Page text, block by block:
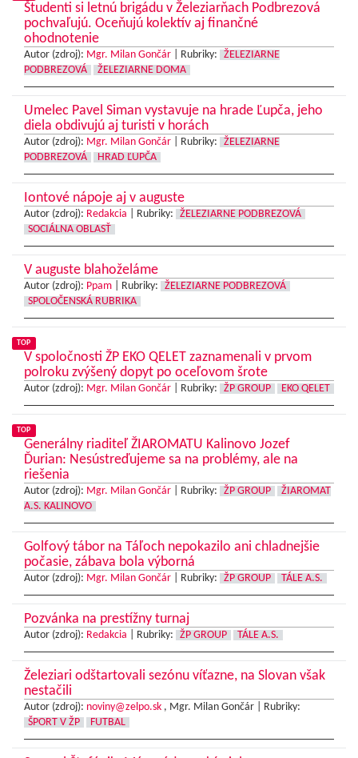
Študenti si letnú brigádu v Železiarňach Podbrezová
pochvaľujú. Oceňujú kolektív aj finančné
ohodnotenie
Autor (zdroj): Mgr. Milan Gončár Rubriky:
ŽELEZIARNE
PODBREZOVÁ
ŽELEZIARNE DOMA
Umelec Pavel Siman vystavuje na hrade Ľupča, jeho
diela obdivujú aj turisti v horách
Autor (zdroj): Mgr. Milan Gončár Rubriky:
ŽELEZIARNE
PODBREZOVÁ
HRAD ĽUPČA
Iontové nápoje aj v auguste
Autor (zdroj): Redakcia Rubriky:
ŽELEZIARNE PODBREZOVÁ
SOCIÁLNA OBLASŤ
V auguste blahoželáme
Autor (zdroj): Ppam Rubriky:
ŽELEZIARNE PODBREZOVÁ
SPOLOČENSKÁ RUBRIKA
TOP
V spoločnosti ŽP EKO QELET zaznamenali v prvom
polroku zvýšený dopyt po oceľovom šrote
Autor (zdroj): Mgr. Milan Gončár Rubriky: ŽP GROUP EKO QELET
TOP
Generálny riaditeľ ŽIAROMATU Kalinovo Jozef
Ďurian: Nesústreďujeme sa na problémy, ale na
riešenia
Autor (zdroj): Mgr. Milan Gončár Rubriky: ŽP GROUP
ŽIAROMAT
A.S. KALINOVO
Golfový tábor na Táľoch nepokazilo ani chladnejšie
počasie, zábava bola výborná
Autor (zdroj): Mgr. Milan Gončár Rubriky: ŽP GROUP TÁLE A.S.
Pozvánka na prestížny turnaj
Autor (zdroj): Redakcia Rubriky: ŽP GROUP TÁLE A.S.
Železiari odštartovali sezónu víťazne, na Slovan však
nestačili
Autor (zdroj): noviny@zelpo.sk , Mgr. Milan Gončár |
Rubriky:
ŠPORT V ŽP
FUTBAL